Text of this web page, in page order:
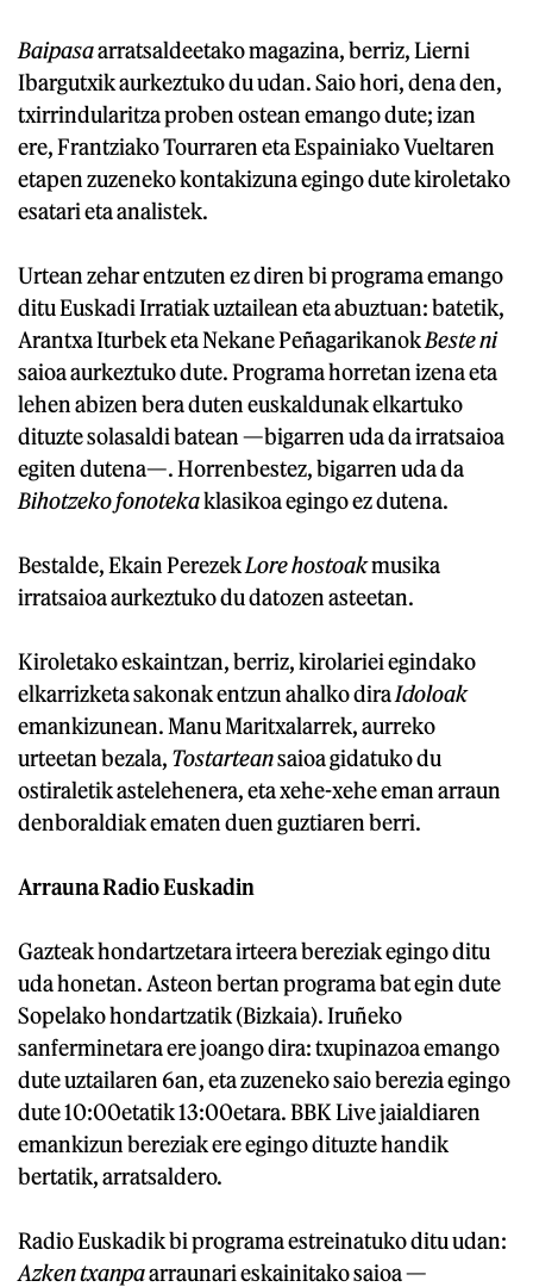
Baipasaarratsaldeetako magazina, berriz, Lierni
Ibargutxik aurkeztuko du udan. Saio hori, dena den,
txirrindularitza proben ostean emango dute; izan
ere, Frantziako Tourraren eta Espainiako Vueltaren
etapen zuzeneko kontakizuna egingo dute kiroletako
esatari eta analistek.
Urtean zehar entzuten ez diren bi programa emango
ditu Euskadi Irratiak uztailean eta abuztuan: batetik,
Arantxa Iturbek eta Nekane PeñagarikanokBeste ni
saioa aurkeztuko dute. Programa horretan izena eta
lehen abizen bera duten euskaldunak elkartuko
dituzte solasaldi batean —bigarren uda da irratsaioa
egiten dutena—. Horrenbestez, bigarren uda da
Bihotzeko fonotekaklasikoa egingo ez dutena.
Bestalde, Ekain PerezekLore hostoakmusika
irratsaioa aurkeztuko du datozen asteetan.
Kiroletako eskaintzan, berriz, kirolariei egindako
elkarrizketa sakonak entzun ahalko diraIdoloak
emankizunean. Manu Maritxalarrek, aurreko
urteetan bezala, Tostarteansaioa gidatuko du
ostiraletik astelehenera, eta xehe-xehe eman arraun
denboraldiak ematen duen guztiaren berri.
Arrauna Radio Euskadin
Gazteak hondartzetara irteera bereziak egingo ditu
uda honetan. Asteon bertan programa bat egin dute
Sopelako hondartzatik (Bizkaia). Iruñeko
sanferminetara ere joango dira: txupinazoa emango
dute uztailaren 6an, eta zuzeneko saio berezia egingo
dute 10:00etatik 13:00etara. BBK Live jaialdiaren
emankizun bereziak ere egingo dituzte handik
bertatik, arratsaldero.
Radio Euskadik bi programa estreinatuko ditu udan:
Azken txanpaarraunari eskainitako saioa —